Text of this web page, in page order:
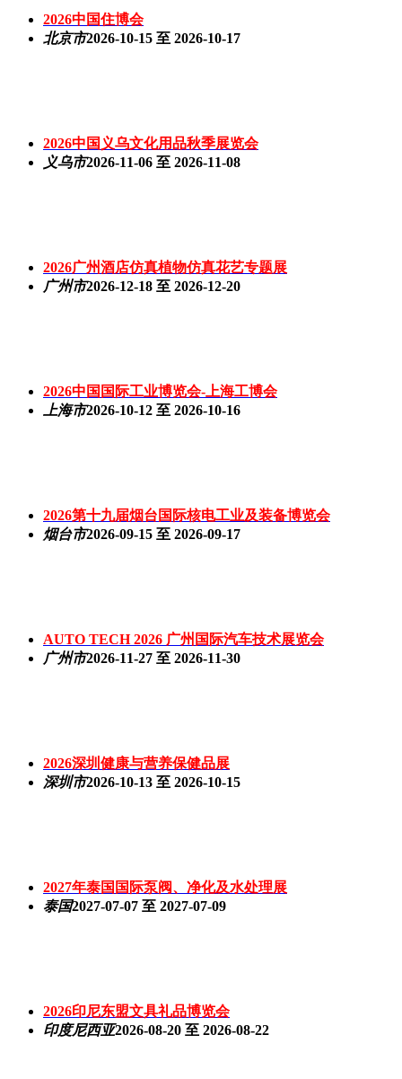
2026中国住博会
北京市2026-10-15 至 2026-10-17
2026中国义乌文化用品秋季展览会
义乌市2026-11-06 至 2026-11-08
2026广州酒店仿真植物仿真花艺专题展
广州市2026-12-18 至 2026-12-20
2026中国国际工业博览会-上海工博会
上海市2026-10-12 至 2026-10-16
2026第十九届烟台国际核电工业及装备博览会
烟台市2026-09-15 至 2026-09-17
AUTO TECH 2026 广州国际汽车技术展览会
广州市2026-11-27 至 2026-11-30
2026深圳健康与营养保健品展
深圳市2026-10-13 至 2026-10-15
2027年泰国国际泵阀、净化及水处理展
泰国2027-07-07 至 2027-07-09
2026印尼东盟文具礼品博览会
印度尼西亚2026-08-20 至 2026-08-22